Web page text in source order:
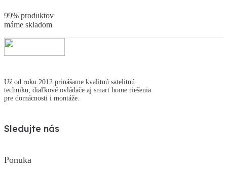
99% produktov
máme skladom
Už od roku 2012 prinášame kvalitnú satelitnú
techniku, diaľkové ovládače aj smart home riešenia
pre domácnosti i montáže.
Sledujte nás
Ponuka